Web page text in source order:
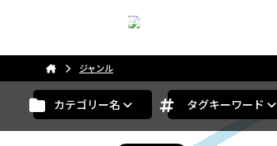
こんにちは。ゲストさま
ジャンル
カテゴリー名 タグキーワード